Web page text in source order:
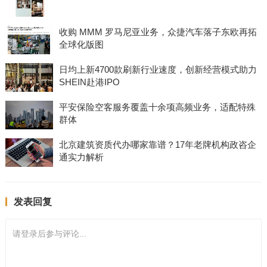
收购 MMM 罗马尼亚业务，众捷汽车落子东欧再拓
全球化版图
日均上新4700款刷新行业速度，创新经营模式助力
SHEIN赴港IPO
平安保险空客服务覆盖十余项高频业务，适配特殊
群体
北京建筑资质代办哪家靠谱？17年老牌机构政咨企
通实力解析
发表回复
请登录后参与评论...